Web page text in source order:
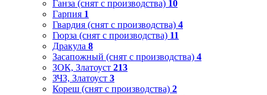
Ганза (снят с производства) 10
Гарпия 1
Гвардия (снят с производства) 4
Гюрза (снят с производства) 11
Дракула 8
Засапожный (снят с производства) 4
ЗОК, Златоуст 213
ЗЧЗ, Златоуст 3
Кореш (снят с производства) 2